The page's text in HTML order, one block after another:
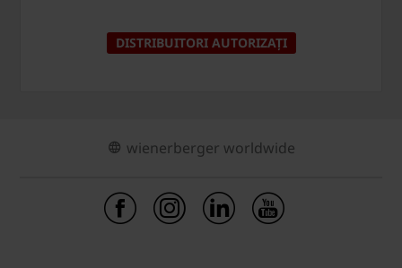
DISTRIBUITORI AUTORIZAȚI
wienerberger worldwide